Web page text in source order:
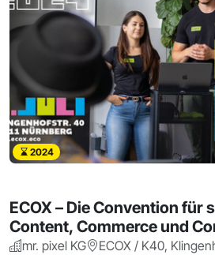
2024
ECOX – Die Convention für
Content, Commerce und
mr. pixel KG
ECOX / K40,